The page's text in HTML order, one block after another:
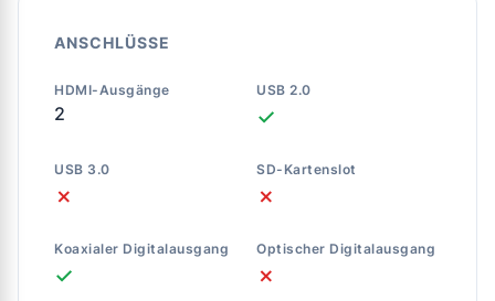
ANSCHLÜSSE
HDMI-Ausgänge
2
USB 2.0
✓
USB 3.0
✗
SD-Kartenslot
✗
Koaxialer Digitalausgang
✓
Optischer Digitalausgang
✗